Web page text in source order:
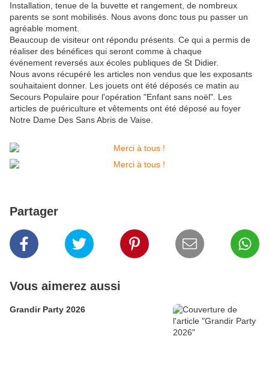
Installation, tenue de la buvette et rangement, de nombreux
parents se sont mobilisés. Nous avons donc tous pu passer un
agréable moment.
Beaucoup de visiteur ont répondu présents. Ce qui a permis de
réaliser des bénéfices qui seront comme à chaque
événement reversés aux écoles publiques de St Didier.
Nous avons récupéré les articles non vendus que les exposants
souhaitaient donner. Les jouets ont été déposés ce matin au
Secours Populaire pour l'opération "Enfant sans noël". Les
articles de puériculture et vêtements ont été déposé au foyer
Notre Dame Des Sans Abris de Vaise.
Partager
Vous aimerez aussi
Grandir Party 2026